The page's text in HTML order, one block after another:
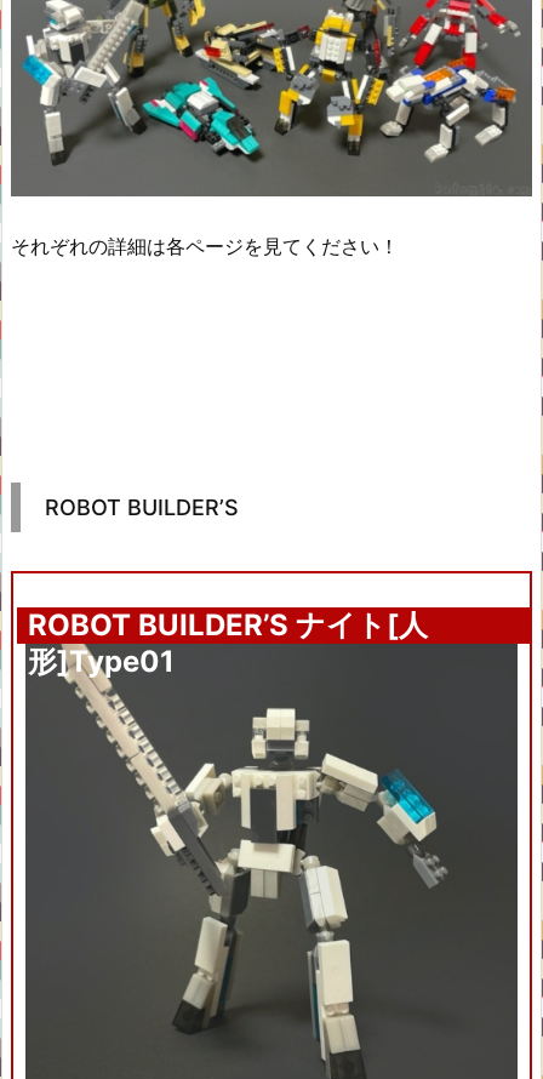
それぞれの詳細は各ページを見てください！
ROBOT BUILDER’S
ROBOT BUILDER’S ナイト[人
形]Type01